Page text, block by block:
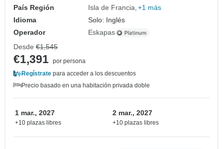
País Región
Isla de Francia +1 más
Idioma
Solo: Inglés
Operador
Eskapas
Desde €1,545
€1,391 por persona
Regístrate para acceder a los descuentos
Precio basado en una habitación privada doble
1 mar., 2027
+10 plazas libres
2 mar., 2027
+10 plazas libres